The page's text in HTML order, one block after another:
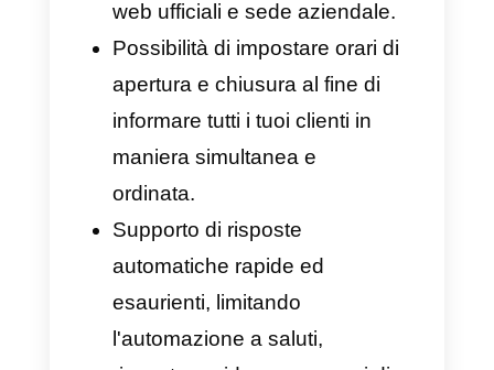
Chatbot automatizzati: Come
abbiamo visto in precedenza,
l'automazione è essenziale
per ottimizzare i processi di
vendita, di marketing e, infine,
di supporto al cliente. I
chatbot sono strumenti